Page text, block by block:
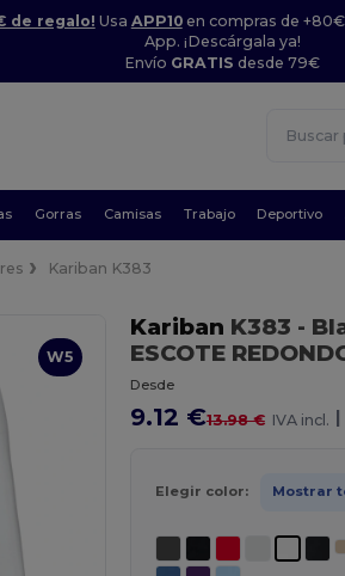
de regalo! Usa APP10en compras de
App. ¡Descárgala ya!
Envío GRATIS desde 79€
Gorras Camisas Trabajo Deportivo
Kariban K383
W5
Kariban K383 -
ESCOTE
Desde
9.12 €13.98 € IVA incl. |
Elegir color: Mostrar